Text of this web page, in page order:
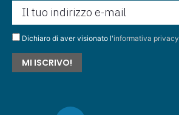
Dichiaro di aver visionato l'informativa privacy